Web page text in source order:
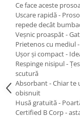
Ce face aceste
Uscare rapidă -
repede decât
Veșnic proaspăt -
Prietenos cu mediul
Ușor și compact -
Respinge nisipul -
scutură
Absorbant - Chiar te
obisnuit
Husă gratuită -
Certified B Corp -